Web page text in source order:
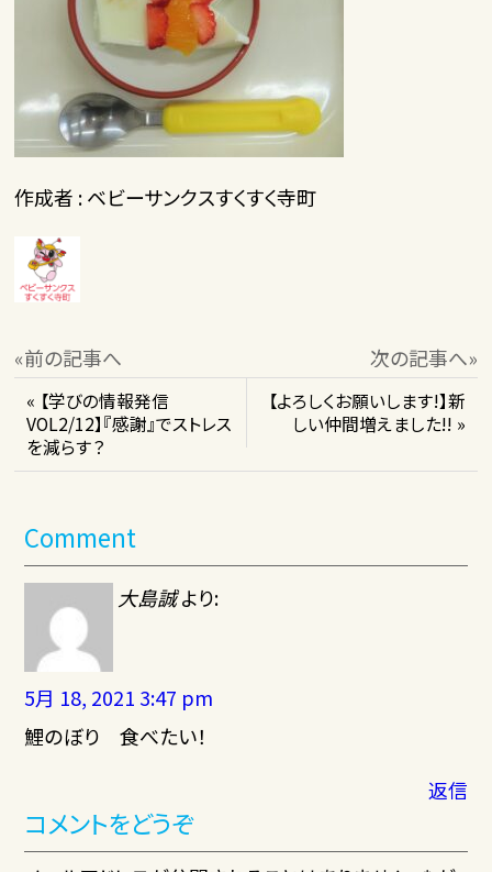
作成者 : ベビーサンクスすくすく寺町
«前の記事へ 次の記事へ»
« 【学びの情報発信
VOL2/12】『感謝』でストレス
を減らす？
【よろしくお願いします!】新
しい仲間増えました!! »
Comment
大島誠 より:
5月 18, 2021 3:47 pm
鯉のぼり 食べたい！
返信
コメントをどうぞ